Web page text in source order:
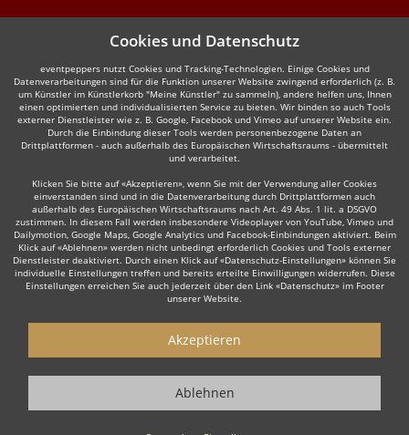
Cookies und Datenschutz
eventpeppers nutzt Cookies und Tracking-Technologien. Einige Cookies und
Datenverarbeitungen sind für die Funktion unserer Website zwingend erforderlich (z. B.
um Künstler im Künstlerkorb "Meine Künstler" zu sammeln), andere helfen uns, Ihnen
einen optimierten und individualisierten Service zu bieten. Wir binden so auch Tools
externer Dienstleister wie z. B. Google, Facebook und Vimeo auf unserer Website ein.
Durch die Einbindung dieser Tools werden personenbezogene Daten an
Drittplattformen - auch außerhalb des Europäischen Wirtschaftsraums - übermittelt
und verarbeitet.
Klicken Sie bitte auf «Akzeptieren», wenn Sie mit der Verwendung aller Cookies
einverstanden sind und in die Datenverarbeitung durch Drittplattformen auch
außerhalb des Europäischen Wirtschaftsraums nach Art. 49 Abs. 1 lit. a DSGVO
zustimmen. In diesem Fall werden insbesondere Videoplayer von YouTube, Vimeo und
Dailymotion, Google Maps, Google Analytics und Facebook-Einbindungen aktiviert. Beim
Klick auf «Ablehnen» werden nicht unbedingt erforderlich Cookies und Tools externer
Dienstleister deaktiviert. Durch einen Klick auf «Datenschutz-Einstellungen» können Sie
individuelle Einstellungen treffen und bereits erteilte Einwilligungen widerrufen. Diese
Einstellungen erreichen Sie auch jederzeit über den Link «Datenschutz» im Footer
unserer Website.
Akzeptieren
Ablehnen